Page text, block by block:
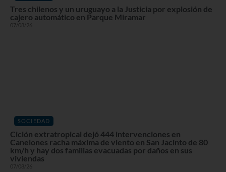
Tres chilenos y un uruguayo a la Justicia por explosión de
cajero automático en Parque Miramar
07/08/26
SOCIEDAD
Ciclón extratropical dejó 444 intervenciones en
Canelones racha máxima de viento en San Jacinto de 80
km/h y hay dos familias evacuadas por daños en sus
viviendas
07/08/26